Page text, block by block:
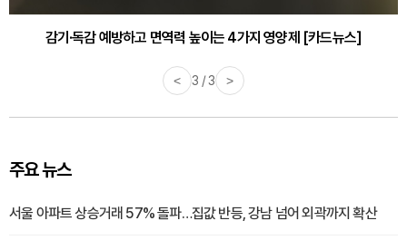
바쁜 아침, 공복에 먹기 좋은 과일 4가지 [카드뉴스]
감기·독감 예방하고 면역력 높이는 4가지 영양제 [카드뉴스]
< 3 / 3 >
주요 뉴스
서울 아파트 상승거래 57% 돌파…집값 반등, 강남 넘어 외곽까지 확산